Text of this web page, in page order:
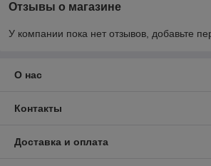
Отзывы о магазине
У компании пока нет отзывов, добавьте
О нас
Контакты
Доставка и оплата